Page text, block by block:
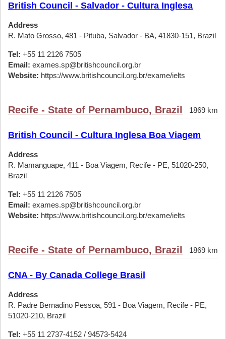
British Council - Salvador - Cultura Inglesa
Address
R. Mato Grosso, 481 - Pituba, Salvador - BA, 41830-151, Brazil
Tel: +55 11 2126 7505
Email: exames.sp@britishcouncil.org.br
Website: https://www.britishcouncil.org.br/exame/ielts
Recife - State of Pernambuco, Brazil 1869 km
British Council - Cultura Inglesa Boa Viagem
Address
R. Mamanguape, 411 - Boa Viagem, Recife - PE, 51020-250,
Brazil
Tel: +55 11 2126 7505
Email: exames.sp@britishcouncil.org.br
Website: https://www.britishcouncil.org.br/exame/ielts
Recife - State of Pernambuco, Brazil 1869 km
CNA - By Canada College Brasil
Address
R. Padre Bernadino Pessoa, 591 - Boa Viagem, Recife - PE,
51020-210, Brazil
Tel: +55 11 2737-4152 / 94573-5424